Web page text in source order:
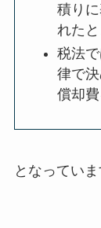
積り
れた
税法で
律で
償却
となっていま